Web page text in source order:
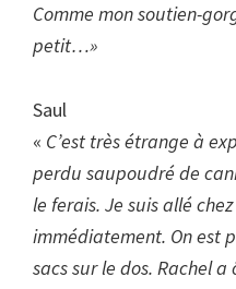
Comme mon soutien-
petit…»
Saul
« C’est très étrange à
perdu saupoudré de
le ferais. Je suis allé
immédiatement. On est
sacs sur le dos. Rachel